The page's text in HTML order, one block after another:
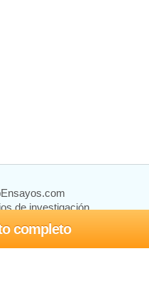
completo
de investigación